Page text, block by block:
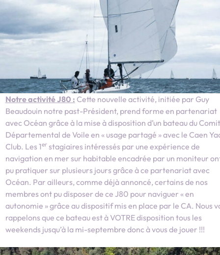
Notre activité J80 : Cette nouvelle activité, initiée par Guy
Beaudouin notre past-Président, prend forme en partenariat
avec Océan grâce à la mise à disposition d’un bateau du
Départemental de Voile en « usage partagé » avec le Caen
Club. Les 1erstagiaires intéressés par une expérience de
navigation en mer sur habitable encadrée par un moniteur
pu pratiquer sur plusieurs jours grâce à ce partenariat avec
Océan. Par ailleurs, comme déjà annoncé, certains de nos
membres ont pu disposer de ce J80 pour naviguer « en
autonomie » grâce au dispositif mis en place par le CA. Nous
rappelons que ce bateau est à VOTRE disposition tous les
weekends jusqu’à la mi-septembre donc à vous de jouer !!!